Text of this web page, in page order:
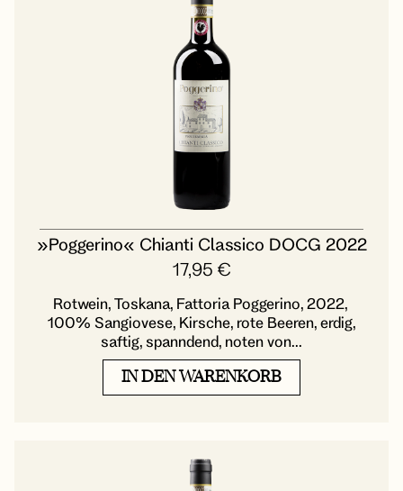
»Poggerino« Chianti Classico DOCG 2022
17,95 €
Rotwein, Toskana, Fattoria Poggerino, 2022,
100% Sangiovese, Kirsche, rote Beeren, erdig,
saftig, spanndend, noten von...
IN DEN WARENKORB